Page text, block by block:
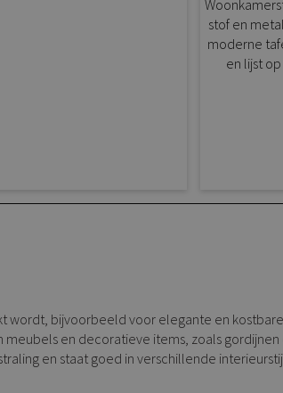
wordt, bijvoorbeeld voor elegante en
en decoratieve items, zoals gordijnen
en staat goed in verschillende